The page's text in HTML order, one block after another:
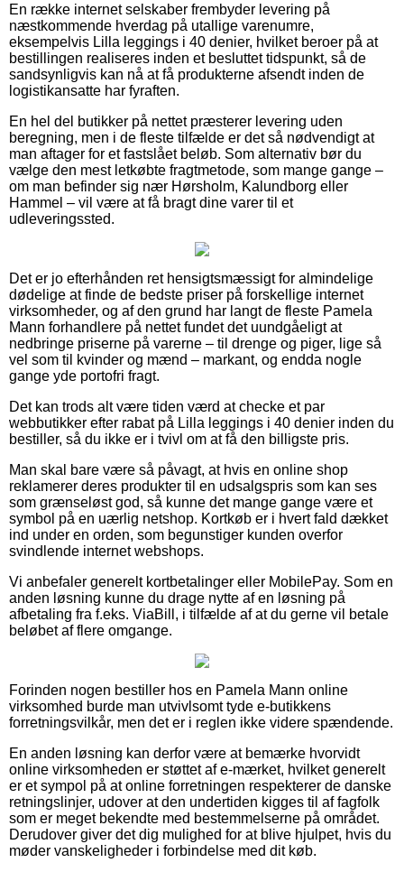
En række internet selskaber frembyder levering på
næstkommende hverdag på utallige varenumre,
eksempelvis Lilla leggings i 40 denier, hvilket beroer på at
bestillingen realiseres inden et besluttet tidspunkt, så de
sandsynligvis kan nå at få produkterne afsendt inden de
logistikansatte har fyraften.
En hel del butikker på nettet præsterer levering uden
beregning, men i de fleste tilfælde er det så nødvendigt at
man aftager for et fastslået beløb. Som alternativ bør du
vælge den mest letkøbte fragtmetode, som mange gange –
om man befinder sig nær Hørsholm, Kalundborg eller
Hammel – vil være at få bragt dine varer til et
udleveringssted.
Det er jo efterhånden ret hensigtsmæssigt for almindelige
dødelige at finde de bedste priser på forskellige internet
virksomheder, og af den grund har langt de fleste Pamela
Mann forhandlere på nettet fundet det uundgåeligt at
nedbringe priserne på varerne – til drenge og piger, lige så
vel som til kvinder og mænd – markant, og endda nogle
gange yde portofri fragt.
Det kan trods alt være tiden værd at checke et par
webbutikker efter rabat på Lilla leggings i 40 denier inden du
bestiller, så du ikke er i tvivl om at få den billigste pris.
Man skal bare være så påvagt, at hvis en online shop
reklamerer deres produkter til en udsalgspris som kan ses
som grænseløst god, så kunne det mange gange være et
symbol på en uærlig netshop. Kortkøb er i hvert fald dækket
ind under en orden, som begunstiger kunden overfor
svindlende internet webshops.
Vi anbefaler generelt kortbetalinger eller MobilePay. Som en
anden løsning kunne du drage nytte af en løsning på
afbetaling fra f.eks. ViaBill, i tilfælde af at du gerne vil betale
beløbet af flere omgange.
Forinden nogen bestiller hos en Pamela Mann online
virksomhed burde man utvivlsomt tyde e-butikkens
forretningsvilkår, men det er i reglen ikke videre spændende.
En anden løsning kan derfor være at bemærke hvorvidt
online virksomheden er støttet af e-mærket, hvilket generelt
er et sympol på at online forretningen respekterer de danske
retningslinjer, udover at den undertiden kigges til af fagfolk
som er meget bekendte med bestemmelserne på området.
Derudover giver det dig mulighed for at blive hjulpet, hvis du
møder vanskeligheder i forbindelse med dit køb.